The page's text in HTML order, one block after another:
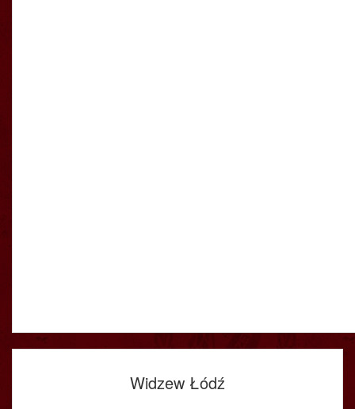
Widzew Łódź